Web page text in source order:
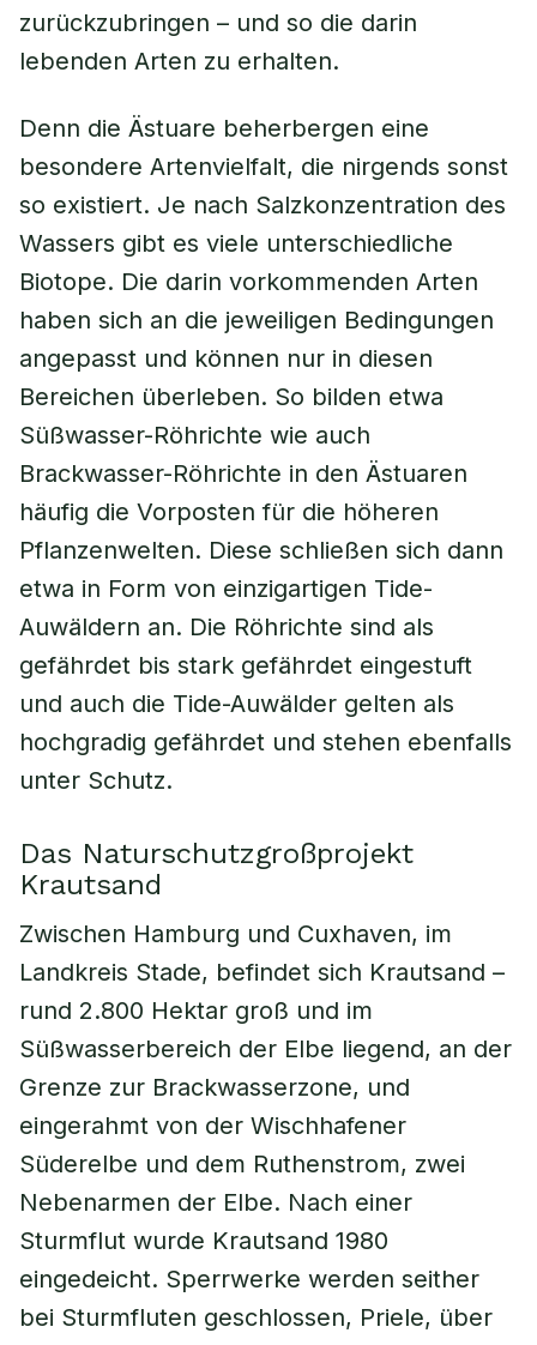
zurückzubringen – und so die darin
lebenden Arten zu erhalten.
Denn die Ästuare beherbergen eine
besondere Artenvielfalt, die nirgends sonst
so existiert. Je nach Salzkonzentration des
Wassers gibt es viele unterschiedliche
Biotope. Die darin vorkommenden Arten
haben sich an die jeweiligen Bedingungen
angepasst und können nur in diesen
Bereichen überleben. So bilden etwa
Süßwasser-Röhrichte wie auch
Brackwasser-Röhrichte in den Ästuaren
häufig die Vorposten für die höheren
Pflanzenwelten. Diese schließen sich dann
etwa in Form von einzigartigen Tide-
Auwäldern an. Die Röhrichte sind als
gefährdet bis stark gefährdet eingestuft
und auch die Tide-Auwälder gelten als
hochgradig gefährdet und stehen ebenfalls
unter Schutz.
Das Naturschutzgroßprojekt
Krautsand
Zwischen Hamburg und Cuxhaven, im
Landkreis Stade, befindet sich Krautsand –
rund 2.800 Hektar groß und im
Süßwasserbereich der Elbe liegend, an der
Grenze zur Brackwasserzone, und
eingerahmt von der Wischhafener
Süderelbe und dem Ruthenstrom, zwei
Nebenarmen der Elbe. Nach einer
Sturmflut wurde Krautsand 1980
eingedeicht. Sperrwerke werden seither
bei Sturmfluten geschlossen, Priele, über